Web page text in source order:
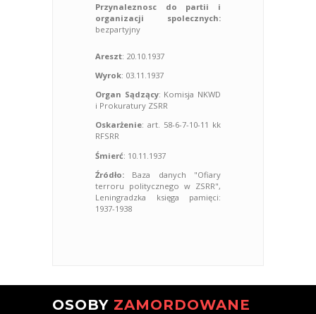
Przynaleznosc do partii i
organizacji spolecznych:
bezpartyjny
Areszt: 20.10.1937
Wyrok: 03.11.1937
Organ Sądzący: Komisja NKWD
i Prokuratury ZSRR
Oskarżenie: art. 58-6-7-10-11 kk
RFSRR
Śmierć: 10.11.1937
Źródło: Baza danych "Ofiary
terroru politycznego w ZSRR",
Leningradzka księga pamięci:
1937-1938
OSOBY ZAMORDOWANE